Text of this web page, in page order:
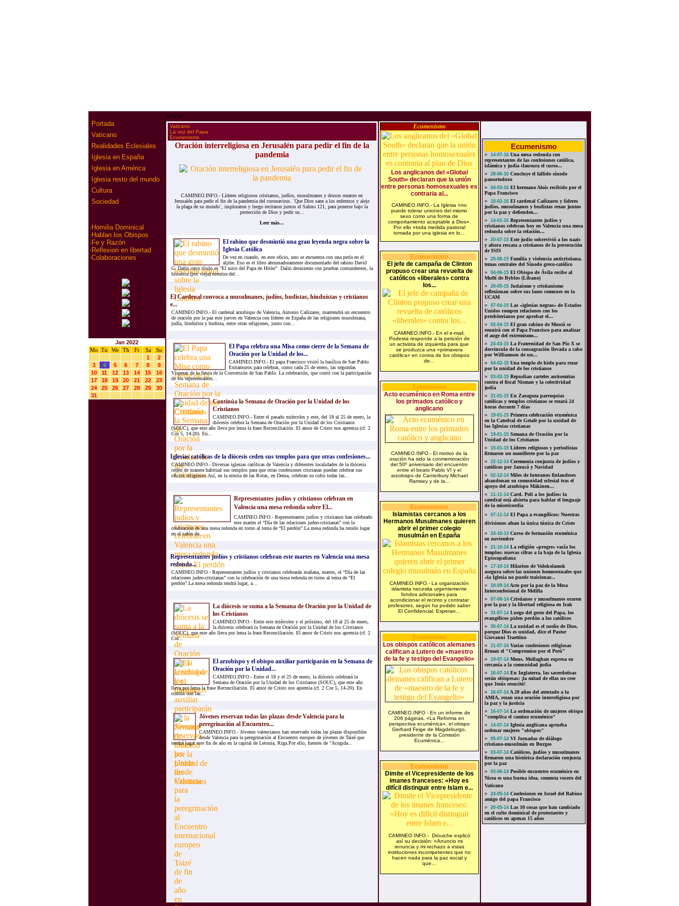
Portada
Vaticano
Realidades Eclesiales
Iglesia en España
Iglesia en América
Iglesia resto del mundo
Cultura
Sociedad
· Homilia Dominical
· Hablan los Obispos
· Fe y Razón
· Reflexion en libertad
·Colaboraciones
Jan 2022
Mo Tu We Th Fr Sa
Su
1
2
3
4 5 6 7 8
9
10
11 12 13 14 15
16
17
18 19 20 21 22
23
24
25 26 27 28 29
30
31
www
·Vaticano
·La voz del Papa
·Ecumenismo
Oración interreligiosa en Jerusalén para pedir el fin de la
pandemia
CAMINEO.INFO.- Líderes religiosos cristianos, judíos, musulmanes y drusos rezaron en
Jerusalén para pedir el fin de la pandemia del coronavirus. ¨Que Dios sane a los enfermos y aleje
la plaga de su mundo¨, imploraron y luego recitaron juntos el Salmo 121, para ponerse bajo la
protección de Dios y pedir su...
Leer más...
El rabino que desmintió una gran leyenda negra sobre la
Iglesia Católica
De vez en cuando, en este oficio, uno se encuentra con una perla en el
aljibe. Eso es el libro abrumadoramente documentado del rabino David
G. Dalin cuyo título es "El mito del Papa de Hitler". Dalin desmiente con pruebas contundentes, la
histórica (por vieja) mentira del...
El Cardenal convoca a musulmanes, judíos, budistas, hinduístas y cristianos
e...
CAMINEO.INFO.- El cardenal arzobispo de Valencia, Antonio Cañizares, mantendrá un encuentro
de oración por la paz este jueves en Valencia con líderes en España de las religiones musulmana,
judía, hinduísta y budista, entre otras religiones, junto con...
El Papa celebra una Misa como cierre de la Semana de
Oración por la Unidad de los...
CAMINEO.INFO.- El papa Francisco visitó la basílica de San Pablo
Extramuros para celebrar, como cada 25 de enero, las segundas
Vísperas de la fiesta de la Conversión de San Pablo. La celebración, que contó con la participación
de los representantes...
Continúa la Semana de Oración por la Unidad de los
Cristianos
CAMINEO.INFO.- Entre el pasado miércoles y este, del 18 al 25 de enero, la
diócesis celebra la Semana de Oración por la Unidad de los Cristianos
(SOUC), que este año lleva por lema la frase Reconciliación. El amor de Cristo nos apremia (cf. 2
Cor 5, 14-20). En...
Iglesias católicas de la diócesis ceden sus templos para que otras confesiones...
CAMINEO.INFO.- Diversas iglesias católicas de Valencia y diferentes localidades de la diócesis
ceden de manera habitual sus templos para que otras confesiones cristianas puedan celebrar sus
oficios religiosos.Así, en la ermita de las Rotas, en Denia, celebran su culto todas las...
Representantes judíos y cristianos celebran en
Valencia una mesa redonda sobre El...
CAMINEO.INFO.- Representantes judíos y cristianos han celebrado
este martes el “Día de las relaciones judeo-cristianas” con la
celebración de una mesa redonda en torno al tema de “El perdón”.La mesa redonda ha tenido lugar
en el salón de...
Representantes judíos y cristianos celebran este martes en Valencia una mesa
redonda...
CAMINEO.INFO.- Representantes judíos y cristianos celebrarán mañana, martes, el “Día de las
relaciones judeo-cristianas” con la celebración de una mesa redonda en torno al tema de “El
perdón”.La mesa redonda tendrá lugar, a...
La diócesis se suma a la Semana de Oración por la Unidad de
los Cristianos
CAMINEO.INFO.- Entre este miércoles y el próximo, del 18 al 25 de enero,
la diócesis celebrará la Semana de Oración por la Unidad de los Cristianos
(SOUC), que este año lleva por lema la frase Reconciliación. El amor de Cristo nos apremia (cf. 2
Cor...
El arzobispo y el obispo auxiliar participarán en la Semana de
Oración por la Unidad...
CAMINEO.INFO.- Entre el 18 y el 25 de enero, la diócesis celebrará la
Semana de Oración por la Unidad de los Cristianos (SOUC), que este año
lleva por lema la frase Reconciliación. El amor de Cristo nos apremia (cf. 2 Cor 5, 14-20). En
común con las...
Jóvenes reservan todas las plazas desde Valencia para la
peregrinación al Encuentro...
CAMINEO.INFO.- Jóvenes valencianos han reservado todas las plazas disponibles
desde Valencia para la peregrinación al Encuentro europeo de jóvenes de Taizé que
tendrá lugar este fin de año en la capital de Letonia, Riga.Por ello, fuentes de "Acogida...
Ecumenismo
Los anglicanos del «Global
South» declaran que la unión
entre personas homosexuales es
contraria al...
CAMINEO.INFO.- La Iglesia «no
puede tolerar uniones del mismo
sexo como una forma de
comportamiento aceptable a Dios».
Por ello «toda medida pastoral
tomada por una iglesia en lo...
Ecumenismo
El jefe de campaña de Clinton
propuso crear una revuelta de
católicos «liberales» contra
los...
CAMINEO.INFO.- En el e-mail,
Podesta responde a la petición de
un activista de izquierda para que
se produzca una «primavera
católica» en contra de los obispos
de...
Ecumenismo
Acto ecuménico en Roma entre
los primados católico y
anglicano
CAMINEO.INFO.- El motivo de la
oración ha sido la conmemoración
del 50º aniversario del encuentro
entre el beato Pablo VI y el
arzobispo de Canterbury Michael
Ramsey y de la...
Ecumenismo
Islamistas cercanos a los
Hermanos Musulmanes quieren
abrir el primer colegio
musulmán en España
CAMINEO.INFO.- La organización
islamista necesita urgentemente
fondos adicionales para
acondicionar el recinto y contratar
profesores, según ha podido saber
El Confidencial. Esperan...
Ecumenismo
Los obispos católicos alemanes
califican a Lutero de «maestro
de la fe y testigo del Evangelio»
CAMINEO.INFO - En un informe de
206 páginas, «La Reforma en
perspectiva ecuménica», el obispo
Gerhard Feige de Magdeburgo,
presidente de la Comisión
Ecuménica...
Ecumenismo
Dimite el Vicepresidente de los
imanes franceses: «Hoy es
difícil distinguir entre Islam e...
CAMINEO.INFO.- Drouiche explicó
así su decisión: «Anuncio mi
renuncia y mi rechazo a estas
instituciones incompetentes que no
hacen nada para la paz social y
que...
Ecumenismo
» 14-07-16Una mesa redonda con
representantes de las confesiones católica,
islámica y judía clausura el curso...
»
28-06-16Concluye el fallido sínodo
panortodoxo
»
04-03-16El hermano Alois recibido por el
Papa Francisco
»
10-02-16El cardenal Cañizares y líderes
judíos, musulmanes y budistas rezan juntos
por la paz y defienden...
»
14-01-16Representantes judíos y
cristianos celebran hoy en Valencia una mesa
redonda sobre la relación...
»
20-07-15Este judío sobrevivió a los nazis
y ahora rescata a cristianos de la persecución
de ISIS
»
25-06-15Familia y violencia anticristiana,
temas centrales del Sínodo greco-católico
»
04-06-15El Obispo de Ávila recibe al
Muftí de Byblos (Líbano)
»
20-05-15Judaísmo y cristianismo
reflexionan sobre sus lazos comunes en la
UCAM
»
07-04-15Las «iglesias negras» de Estados
Unidos rompen relaciones con los
presbiterianos por aprobar el...
»
02-04-15El gran rabino de Moscú se
reunirá con el Papa Francisco para analizar
el auge del extremismo...
»
24-03-15La Fraternidad de San Pío X se
desvincula de la consagración llevada a cabo
por Williamson de un...
»
04-02-15Una templo de hielo para rezar
por la unidad de los cristianos
»
03-02-15Repudian carteles antisemitas
contra el fiscal Nisman y la colectividad
judía
»
21-01-15En Zaragoza parroquias
católicas y templos cristianos se rezará 24
horas durante 7 días
»
19-01-15Primera celebración ecuménica
en la Catedral de Getafe por la unidad de
las Iglesias cristianas
»
19-01-15Semana de Oración por la
Unidad de los Cristianos
»
15-01-15Líderes religiosos y periodistas
firmaron un manifiesto por la paz
»
22-12-14Ceremonia conjunta de judíos y
católicos por Janucá y Navidad
»
02-12-14Miles de luteranos finlandeses
abandonan su comunidad eclesial tras el
apoyo del arzobispo Mäkinen...
»
11-11-14Card. Poli a los judíos: la
catedral está abierta para hablar el lenguaje
de la misericordia
»
07-11-14El Papa a evangélicos: Nuestras
divisiones afean la única túnica de Cristo
»
24-10-14Curso de formación ecuménica
en noviembre
»
21-10-14La religión «progre» vacía los
templos: nuevas cifras a la baja de la Iglesia
Episcopaliana
»
17-10-14Hilarion de Volokolamsk
asegura sobre las uniones homosexuales que
«la Iglesia no puede traicionar...
»
18-09-14Acto por la paz de la Mesa
Interconfesional de Melilla
»
07-08-14Cristianos y musulmanes oraron
por la paz y la libertad religiosa en Irak
»
31-07-14Luego del gesto del Papa, los
evangélicos piden perdón a los católicos
»
30-07-14La unidad es el sueño de Dios,
porque Dios es unidad, dice el Pastor
Giovanni Traettino
»
21-07-14Varias confesiones religiosas
firman el "Compromiso por el Perú"
»
19-07-14Mons. Mollaghan expresa su
cercanía a la comunidad judía
»
16-07-14En Inglaterra, las sacerdotisas
serán obispesas: ¡la mitad de ellas no cree
que Jesús resucitó!
»
16-07-14A 20 años del atentado a la
AMIA, rezan una oración interreligiosa por
la paz y la justicia
»
16-07-14La ordenación de mujeres obispo
"complica el camino ecuménico"
»
14-07-14Iglesia anglicana aprueba
ordenar mujeres "obispos"
»
05-07-14VI Jornadas de diálogo
cristiano-musulmán en Burgos
»
03-07-14Católicos, judíos y musulmanes
firmaron una histórica declaración conjunta
por la paz
»
03-06-14Posible encuentro ecuménico en
Nicea es una buena idea, comenta vocero del
Vaticano
»
24-05-14Confesiones en Israel del Rabino
amigo del papa Francisco
»
20-05-14Las 10 cosas que han cambiado
en el culto dominical de protestantes y
católicos en apenas 15 años